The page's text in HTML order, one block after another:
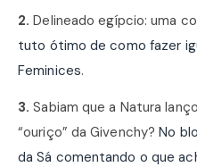
2. Delineado egípcio: uma
tuto ótimo de como fazer
Feminices.
3. Sabiam que a Natura
“ouriço” da Givenchy?No
da Sá comentando o que